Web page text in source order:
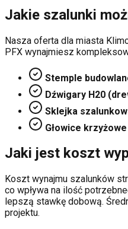
Jakie szalunki
Nasza oferta dla miasta
PFX wynajmiesz
Stemple
Dźwigary H20
Sklejka
Głowice
Jaki jest koszt
Koszt wynajmu szalunków
co wpływa na ilość
lepszą stawkę dobową.
projektu.